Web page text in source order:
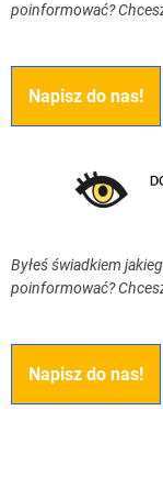
poinformować?
Napisz do nas!
Byłeś świadkiem
poinformować?
Napisz do nas!